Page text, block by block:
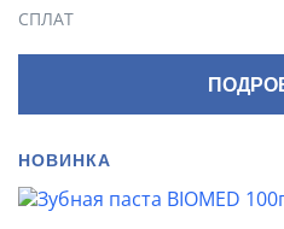
СПЛАТ
НОВИНКА